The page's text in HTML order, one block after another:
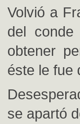
Volvió a
del conde
obtener
éste le fue
se apartó